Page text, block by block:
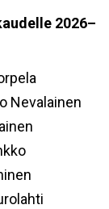
2026–
Nevalainen